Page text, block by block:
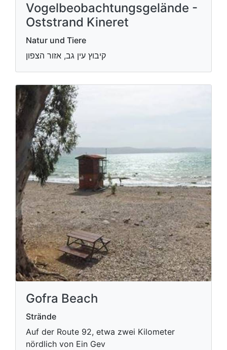
Vogelbeobachtungsgelände -
Oststrand Kineret
Natur und Tiere
קיבוץ עין גב, אזור הצפון
Gofra Beach
Strände
Auf der Route 92, etwa zwei Kilometer
nördlich von Ein Gev